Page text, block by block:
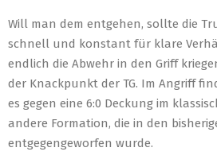
Will man dem entgehen, sollte die
schnell und konstant für klare
endlich die Abwehr in den Griff
der Knackpunkt der TG. Im Angriff
es gegen eine 6:0 Deckung im
andere Formation, die in den
entgegengeworfen wurde.